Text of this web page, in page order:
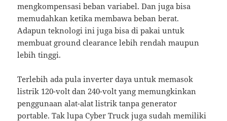
mengkompensasi beban variabel. Dan juga bisa
memudahkan ketika membawa beban berat.
Adapun teknologi ini juga bisa di pakai untuk
membuat ground clearance lebih rendah maupun
lebih tinggi.
Terlebih ada pula inverter daya untuk memasok
listrik 120-volt dan 240-volt yang memungkinkan
penggunaan alat-alat listrik tanpa generator
portable. Tak lupa Cyber Truck juga sudah memiliki